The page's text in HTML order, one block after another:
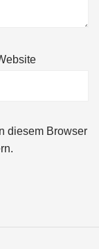
diesem Browser